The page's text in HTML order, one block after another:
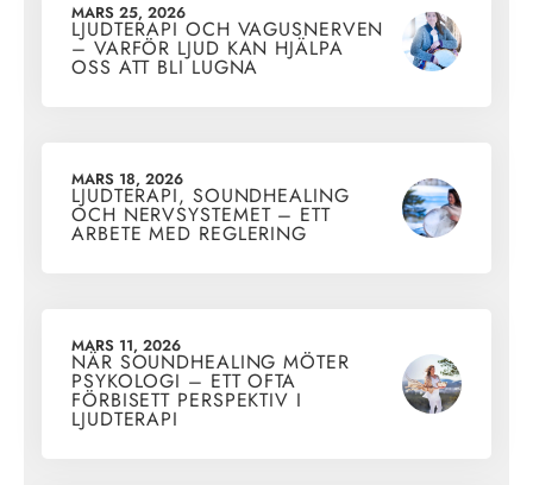
MARS 25, 2026
LJUDTERAPI OCH VAGUSNERVEN
– VARFÖR LJUD KAN HJÄLPA
OSS ATT BLI LUGNA
MARS 18, 2026
LJUDTERAPI, SOUNDHEALING
OCH NERVSYSTEMET – ETT
ARBETE MED REGLERING
MARS 11, 2026
NÄR SOUNDHEALING MÖTER
PSYKOLOGI – ETT OFTA
FÖRBISETT PERSPEKTIV I
LJUDTERAPI